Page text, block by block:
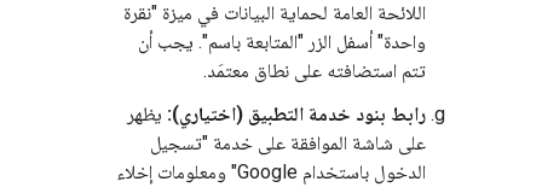
اللائحة العامة لحماية البيانات في ميزة "نقرة
واحدة" أسفل الزر "المتابعة باسم". يجب أن
تتم استضافته على نطاق معتمَد.
رابط بنود خدمة التطبيق (اختياري): يظهر
على شاشة الموافقة على خدمة "تسجيل
الدخول باستخدام Google" ومعلومات إخلاء